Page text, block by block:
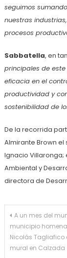
seguimos
nuestras
procesos
Sabbatella, en
principales de
eficacia en el
productividad y
sostenibilidad de
De la recorrida
Almirante Brown
Ignacio Villaronga;
Ambiental y
directora de
de
entradas
A un mes del
municipio
Nicolás Tagliafico
mural en Calzada